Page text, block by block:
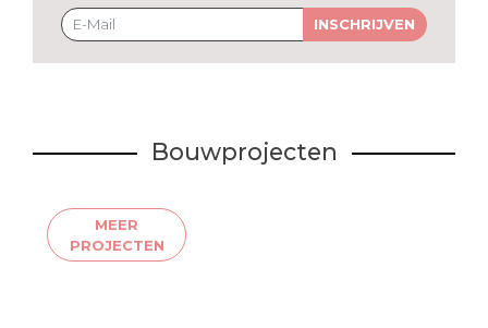
INSCHRIJVEN
Bouwprojecten
MEER
PROJECTEN